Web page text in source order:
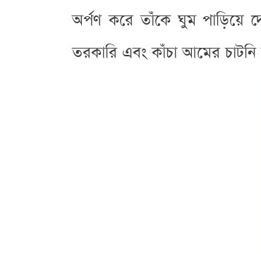
অর্পণ করে তাঁকে ঘুম পাড়িয়ে
তরকারি এবং কাঁচা আমের